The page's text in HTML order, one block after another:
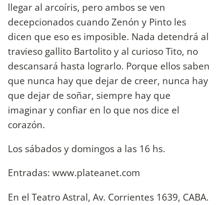
llegar al arcoíris, pero ambos se ven
decepcionados cuando Zenón y Pinto les
dicen que eso es imposible. Nada detendrá al
travieso gallito Bartolito y al curioso Tito, no
descansará hasta lograrlo. Porque ellos saben
que nunca hay que dejar de creer, nunca hay
que dejar de soñar, siempre hay que
imaginar y confiar en lo que nos dice el
corazón.
Los sábados y domingos a las 16 hs.
Entradas: www.plateanet.com
En el Teatro Astral, Av. Corrientes 1639, CABA.